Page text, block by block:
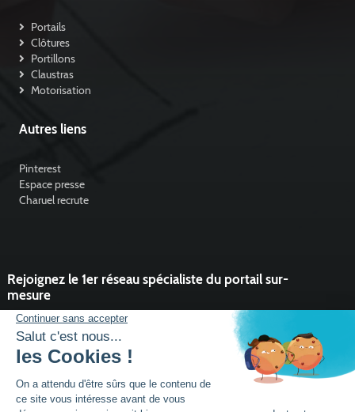
Portails
Clôtures
Portillons
Claustras
Motorisation
Autres liens
Pinterest
Espace presse
Charuel recrute
Rejoignez le 1er réseau spécialiste du portail sur-
mesure
Vous souhaitez développer l'activité portail de votre entreprise ?
Rejoindre un réseau dynamique, avec un service et des outils qui
font la différence ?